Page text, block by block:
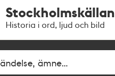
Stockholmskällan
Historia i ord, ljud och bild